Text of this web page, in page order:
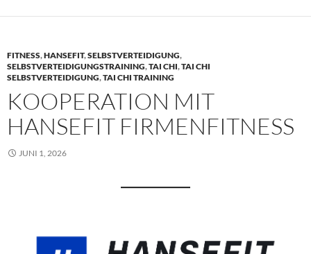
FITNESS,HANSEFIT,SELBSTVERTEIDIGUNG,
SELBSTVERTEIDIGUNGSTRAINING,TAI CHI,TAI CHI
SELBSTVERTEIDIGUNG,TAI CHI TRAINING
KOOPERATION MIT
HANSEFIT FIRMENFITNESS
JUNI 1, 2026